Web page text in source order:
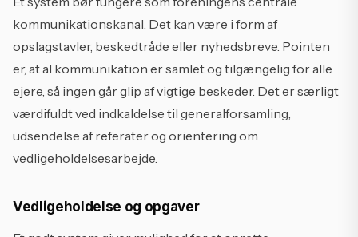
kommunikationskanal. Det kan være i form af
opslagstavler, beskedtråde eller nyhedsbreve. Pointen
er, at al kommunikation er samlet og tilgængelig for alle
ejere, så ingen går glip af vigtige beskeder. Det er særligt
værdifuldt ved indkaldelse til generalforsamling,
udsendelse af referater og orientering om
vedligeholdelsesarbejde.
Vedligeholdelse og opgaver